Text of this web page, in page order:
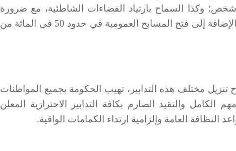
يتجاوز عدد الحضور 100 شخص؛ وكذا السماح بارتياد الفضاءات الشاطئية، مع ضرورة
احترام التباعد الجسدي؛ بالإضافة إلى فتح المسابح العمومية في حدود 50 في المائة من
تنزيل مختلف هذه التدابير، تهيب الحكومة بجميع المواطنات
الكامل والتقيد الصارم بكافة التدابير الاحترازية المعلن
النظافة العامة وإلزامية ارتداء الكمامات الواقية.